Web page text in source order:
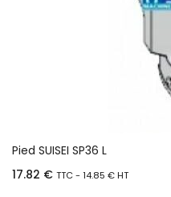
Pied SUISEI SP36 L
17.82 € TTC - 14.85 €HT